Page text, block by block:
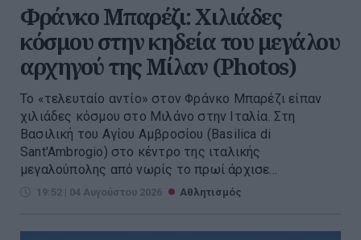
Φράνκο Μπαρέζι: Χιλιάδες
κόσμου στην κηδεία του μεγάλου
αρχηγού της Μίλαν (Photos)
Το «τελευταίο αντίο» στον Φράνκο Μπαρέζι είπαν
χιλιάδες κόσμου στο Μιλάνο στην Ιταλία. Στη
Βασιλική του Αγίου Αμβροσίου (Basilica di
Sant'Ambrogio) στο κέντρο της ιταλικής
μεγαλούπολης από νωρίς το πρωί άρχισε...
19:52 | 04 Αυγούστου 2026 Αθλητισμός